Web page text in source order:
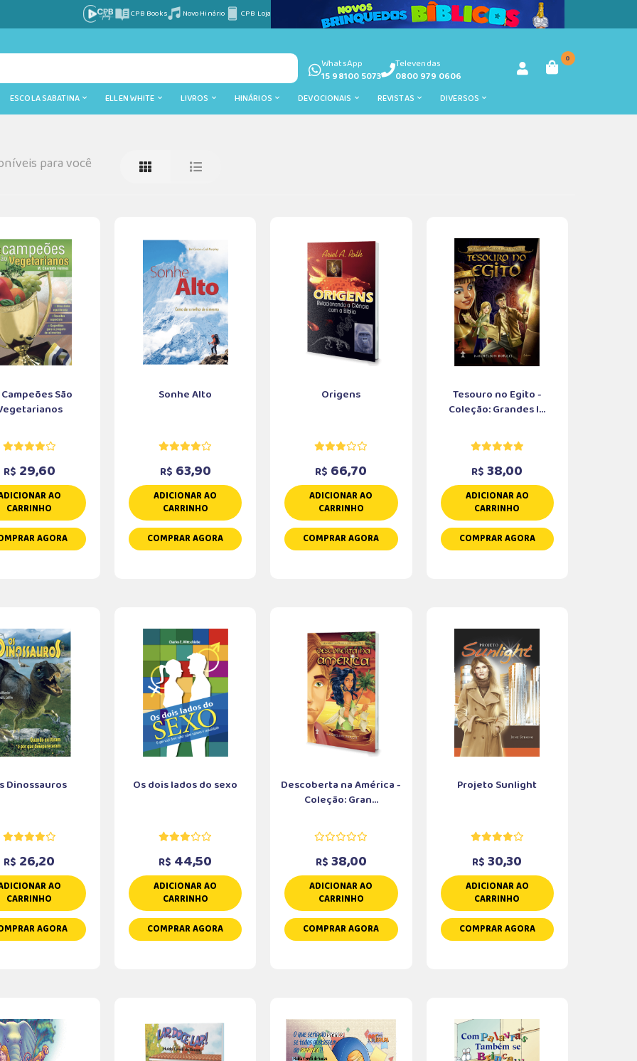
CPB Books Novo Hinário CPB Loja
WhatsApp
15 98100 5073
Televendas
0800 979 0606
0
ESCOLA SABATINA ELLEN WHITE LIVROS HINÁRIOS DEVOCIONAIS REVISTAS DIVERSOS
para você
São
R$ 29,60
AO
CARRINHO
AGORA
Sonhe Alto
R$ 63,90
ADICIONAR AO
CARRINHO
COMPRAR AGORA
Origens
R$ 66,70
ADICIONAR AO
CARRINHO
COMPRAR AGORA
Tesouro no Egito -
Coleção: Grandes I...
R$ 38,00
ADICIONAR AO
CARRINHO
COMPRAR AGORA
Dinossauros
R$ 26,20
AO
CARRINHO
AGORA
Os dois lados do sexo
R$ 44,50
ADICIONAR AO
CARRINHO
COMPRAR AGORA
Descoberta na América -
Coleção: Gran...
R$ 38,00
ADICIONAR AO
CARRINHO
COMPRAR AGORA
Projeto Sunlight
R$ 30,30
ADICIONAR AO
CARRINHO
COMPRAR AGORA